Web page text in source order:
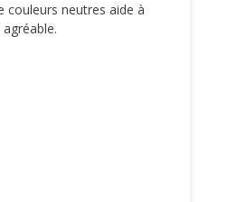
couleurs neutres aide à